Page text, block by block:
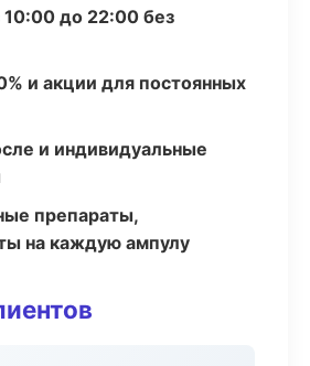
10:00 до 22:00 без
и акции для постоянных
и индивидуальные
препараты,
на каждую ампулу